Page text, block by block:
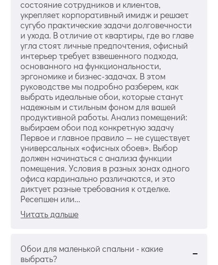
состояние сотрудников и клиентов,
укрепляет корпоративный имидж и решает
сугубо практические задачи долговечности
и ухода. В отличие от квартиры, где во главе
угла стоят личные предпочтения, офисный
интерьер требует взвешенного подхода,
основанного на функциональности,
эргономике и бизнес-задачах. В этом
руководстве мы подробно разберем, как
выбрать идеальные обои, которые станут
надежным и стильным фоном для вашей
продуктивной работы. Анализ помещений:
выбираем обои под конкретную задачу
Первое и главное правило — не существует
универсальных «офисных обоев». Выбор
должен начинаться с анализа функции
помещения. Условия в разных зонах одного
офиса кардинально различаются, и это
диктует разные требования к отделке.
Ресепшен или...
Читать дальше
Обои для маленькой спальни - какие
выбрать?